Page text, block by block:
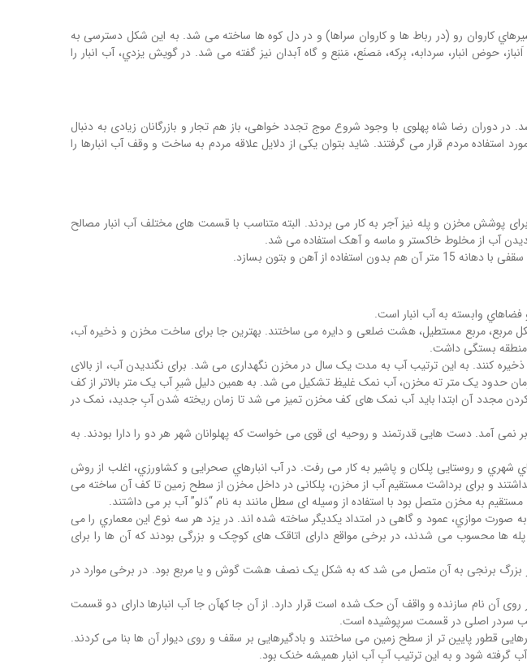
کاروان رو (در رباط ها و کاروان سراها) و در دل کوه ها ساخته می شد. به این شکل دسترسی به
حوض انبار، سردابه، بِرکه، مَصنَع، مَنبَع و گاه آبدان نیز گفته می شد. در گویش یزدي، آب انبار را
در دوران رضا شاه پهلوی با وجود شروع موج تجدد خواهی، باز هم تجار و بازرگانان زیادی به دنبال
1350 هجری شمسی هم چنان رونق داشتند و مورد استفاده مردم قرار می گرفتند. شاید بتوان یکی از دلایل علاقه مردم به ساخت و وقف آب انبارها را
پوشش مخزن و پله نیز آجر به کار می بردند. البته متناسب با قسمت های مختلف آب انبار مصالح
آب از مخلوط خاکستر و ماسه و آهک استفاده می شد.
آهن و بتون بسازد.
فضاهاي وابسته به آب انبار است.
مربع، مربع مستطیل، هشت ضلعی و دایره می ساختند. بهترین جا برای ساخت مخزن و ذخیره آب،
منطقه بستگی داشت.
کنند. به این ترتیب آب به مدت یک سال در مخزن نگهداری می شد. برای نگندیدن آب، از بالای
حدود یک متر ته مخزن، آب نمک غلیظ تشکیل می شد. به همین دلیل شیرِ آب یک متر بالاتر از کف
مجدد آن ابتدا باید آب نمک های کف مخزن تمیز می شد تا زمان ریخته شدن آبِ جدید، نمک در
نمی آمد. دست هایی قدرتمند و روحیه ای قوی می خواست که پهلوانان شهر هر دو را دارا بودند. به
شهري و روستایی پلکان و پاشیر به کار می رفت. در آب انبارهاي صحرایی و کشاورزي، اغلب از روش
و برای برداشت مستقیم آب از مخزن، پلکانی در داخل مخزن از سطح زمین تا کف آن ساخته می
به مخزن متصل بود با استفاده از وسیله ای سطل مانند به نام “دَلو” آب بر می داشتند.
صورت موازي، عمود و گاهی در امتداد یکدیگر ساخته شده اند. در یزد هر سه نوع این معماري را می
پله ها محسوب می شدند، در برخی مواقع دارای اتاقک های کوچک و بزرگی بودند که آن ها را برای
بزرگ برنجی به آن متصل می شد که به شکل یک نصف هشت گوش و یا مربع بود. در برخی موارد در
روی آن نام سازنده و واقف آن حک شده است قرار دارد. از آن جا کهآن جا آب انبارها دارای دو قسمت
سردر اصلی در قسمت سرپوشیده است.
قطور پایین تر از سطح زمین می ساختند و بادگیرهایی بر سقف و روی دیوار آن ها بنا می کردند.
گرفته شود و به این ترتیب آبِ آب انبار همیشه خنک بود.